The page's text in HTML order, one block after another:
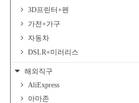
3D프린터+펜
가전+가구
자동차
DSLR+미러리스
해외직구
AliExpress
아마존